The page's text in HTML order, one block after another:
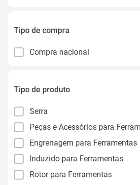
Tipo de compra
Compra nacional
Tipo de produto
Serra
Peças e Acessórios para
Engrenagem para Ferramentas
Induzido para Ferramentas
Rotor para Ferramentas